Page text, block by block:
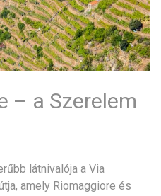
– a Szerelem
látnivalója a Via
amely Riomaggiore és